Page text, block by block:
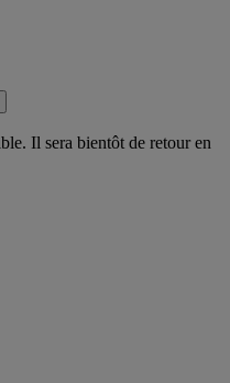
Il sera bientôt de retour en